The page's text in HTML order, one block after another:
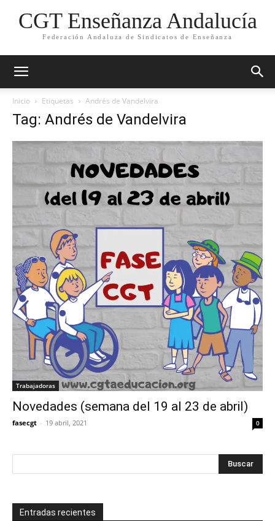
CGT Enseñanza Andalucía
Federación Andaluza de Sindicatos de Enseñanza
Inicio Etiquetas Andrés de Vandelvira
Tag: Andrés de Vandelvira
Trabajadoras
Novedades (semana del 19 al 23 de abril)
fasecgt - 19 abril, 2021 0
Entradas recientes